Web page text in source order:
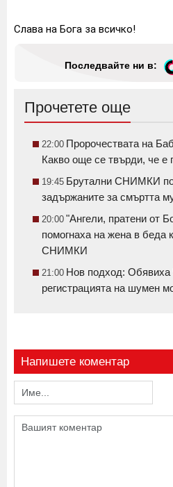
Слава на Бога за всичко!
Последвайте ни в:
Прочетете още
22:00 Пророчествата на
Какво още се твърди, че е
19:45 Брутални СНИМКИ
задържаните за смъртта
20:00 "Ангели, пратени от
помогнаха на жена в беда
СНИМКИ
21:00 Нов подход: Обявиха
регистрацията на шумен
Напишете коментар